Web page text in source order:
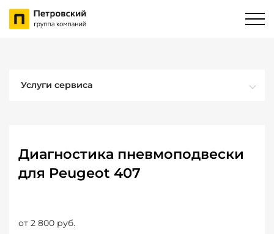
Услуги сервиса
Диагностика пневмоподвески
для Peugeot 407
от 2 800 руб.